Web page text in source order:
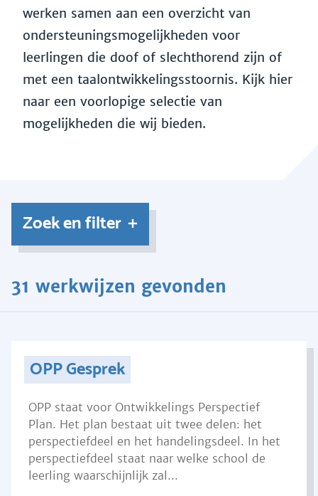
werken samen aan een overzicht van
ondersteuningsmogelijkheden voor
leerlingen die doof of slechthorend zijn of
met een taalontwikkelingsstoornis. Kijk hier
naar een voorlopige selectie van
mogelijkheden die wij bieden.
Zoek en filter
31 werkwijzen gevonden
OPP Gesprek
OPP staat voor Ontwikkelings Perspectief
Plan. Het plan bestaat uit twee delen: het
perspectiefdeel en het handelingsdeel. In het
perspectiefdeel staat naar welke school de
leerling waarschijnlijk zal...